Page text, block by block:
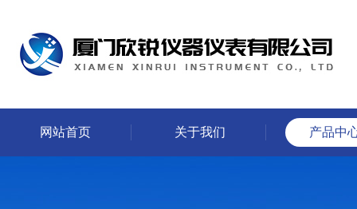
网站首页 关于我们 产品中